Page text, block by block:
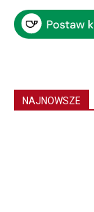
NAJNOWSZE